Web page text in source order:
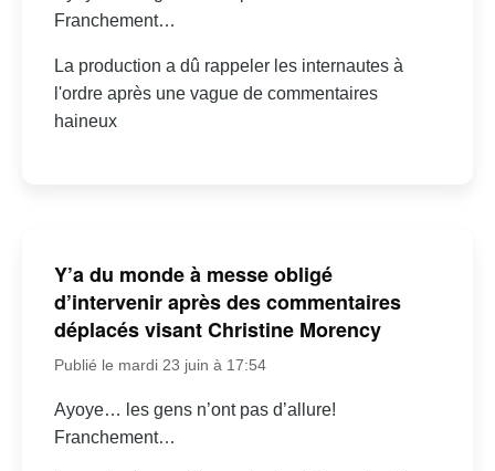
Franchement…
La production a dû rappeler les internautes à
l'ordre après une vague de commentaires
haineux
Y’a du monde à messe obligé
d’intervenir après des commentaires
déplacés visant Christine Morency
Publié le mardi 23 juin à 17:54
Ayoye… les gens n’ont pas d’allure!
Franchement…